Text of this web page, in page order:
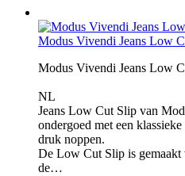
Modus Vivendi Jeans Low
Modus Vivendi Jeans Low
NL
Jeans Low Cut Slip van
ondergoed met een
druk noppen.
De Low Cut Slip is gemaakt
de…